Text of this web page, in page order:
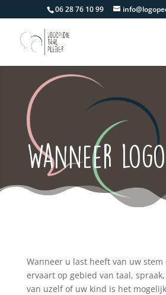
06 28 76 10 99
Wanneer
Wanneer u last heeft van uw
ervaart op gebied van taal,
van uzelf of uw kind is het